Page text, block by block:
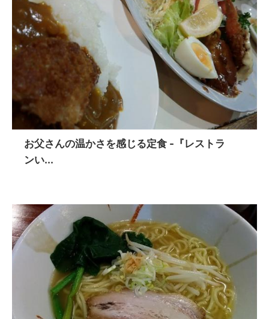
お父さんの温かさを感じる定食 -『レストラ
ンい...